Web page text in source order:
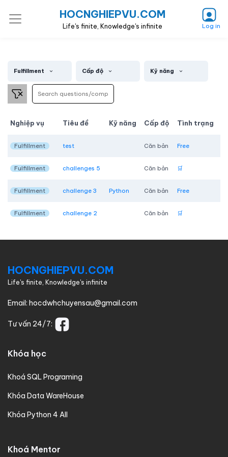
HOCNGHIEPVU.COM
Life's finite, Knowledge's infinite Log in
Fulfillment Cấp độ Kỹ năng
Nghiệp vụ Tiêu đề Kỹ năng Cấp độ Tình trạng
Fulfillment test Căn bản Free
Fulfillment challenges 5 Căn bản 🛒
Fulfillment challenge 3 Python Căn bản Free
Fulfillment challenge 2 Căn bản 🛒
HOCNGHIEPVU.COM
Life's finite, Knowledge's infinite
Email: hocdwhchuyensau@gmail.com
Tư vấn 24/7:
Khóa học
Khoá SQL Programing
Khóa Data WareHouse
Khóa Python 4 All
Khoá Mentor